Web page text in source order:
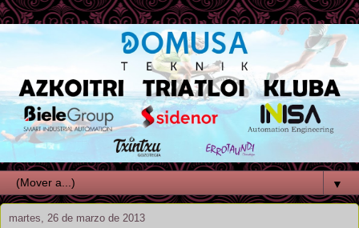
▼
martes, 26 de marzo de 2013